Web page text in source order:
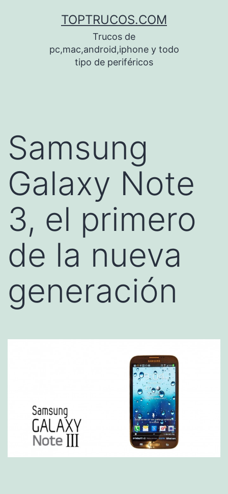
TOPTRUCOS.COM
Trucos de
pc,mac,android,iphone y todo
tipo de periféricos
Samsung
Galaxy Note
3, el primero
de la nueva
generación